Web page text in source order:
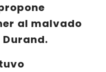
al malvado